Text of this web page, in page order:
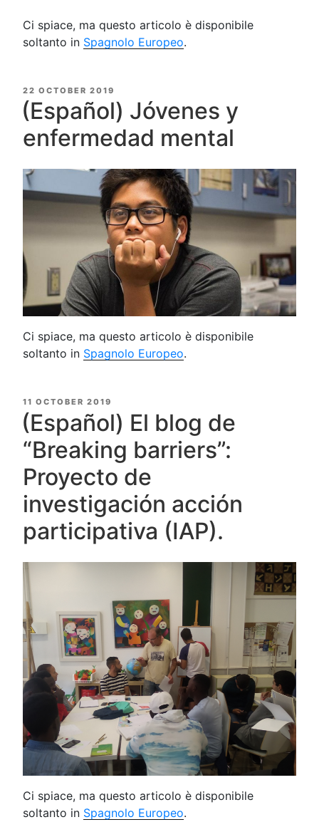
Ci spiace, ma questo articolo è disponibile
soltanto in Spagnolo Europeo.
POSTED
ON
22 OCTOBER 2019
(Español) Jóvenes y
enfermedad mental
Ci spiace, ma questo articolo è disponibile
soltanto in Spagnolo Europeo.
POSTED
ON
11 OCTOBER 2019
(Español) El blog de
“Breaking barriers”:
Proyecto de
investigación acción
participativa (IAP).
Ci spiace, ma questo articolo è disponibile
soltanto in Spagnolo Europeo.